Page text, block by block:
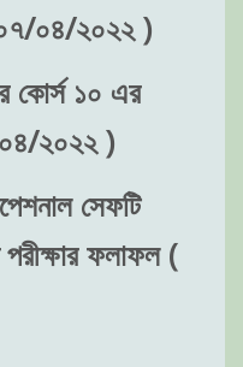
০৭/০৪/২০২২ )
কোর্স ১০ এর
০৪/২০২২ )
সেফটি
ফলাফল (